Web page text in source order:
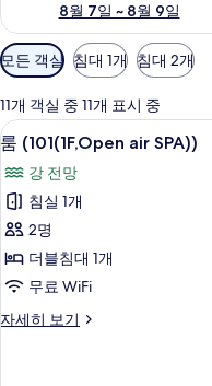
8월 7일 ~ 8월 9일
객
실
에
사
용
가
능
한
터
모든 객실 침대 1개 침대 2개
11개 객실 중 11개 표시 중
룸
(101(1F,Open
air
SPA))
사
진
모
두
8
룸 (101(1F,Open air SPA))
강 전망
침실 1개
2명
더블침대 1개
무료 WiFi
자세히 보기
룸